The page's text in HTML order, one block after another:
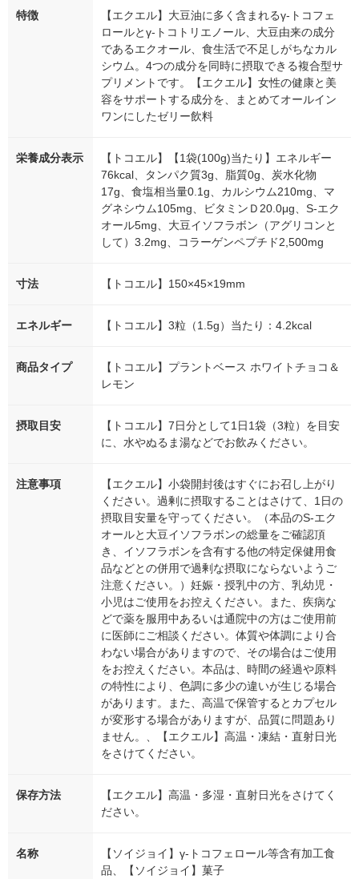
特徴
【エクエル】大豆油に多く含まれるγ-トコフェ
ロールとγ-トコトリエノール、大豆由来の成分
であるエクオール、食生活で不足しがちなカル
シウム。4つの成分を同時に摂取できる複合型サ
プリメントです。【エクエル】女性の健康と美
容をサポートする成分を、まとめてオールイン
ワンにしたゼリー飲料
栄養成分表示
【トコエル】【1袋(100g)当たり】エネルギー
76kcal、タンパク質3g、脂質0g、炭水化物
17g、食塩相当量0.1g、カルシウム210mg、マ
グネシウム105mg、ビタミンＤ20.0μg、S-エク
オール5mg、大豆イソフラボン（アグリコンと
して）3.2mg、コラーゲンペプチド2,500mg
寸法 【トコエル】150×45×19mm
エネルギー 【トコエル】3粒（1.5g）当たり：4.2kcal
商品タイプ
【トコエル】プラントベース ホワイトチョコ＆
レモン
摂取目安
【トコエル】7日分として1日1袋（3粒）を目安
に、水やぬるま湯などでお飲みください。
注意事項
【エクエル】小袋開封後はすぐにお召し上がり
ください。過剰に摂取することはさけて、1日の
摂取目安量を守ってください。（本品のS-エク
オールと大豆イソフラボンの総量をご確認頂
き、イソフラボンを含有する他の特定保健用食
品などとの併用で過剰な摂取にならないようご
注意ください。）妊娠・授乳中の方、乳幼児・
小児はご使用をお控えください。また、疾病な
どで薬を服用中あるいは通院中の方はご使用前
に医師にご相談ください。体質や体調により合
わない場合がありますので、その場合はご使用
をお控えください。本品は、時間の経過や原料
の特性により、色調に多少の違いが生じる場合
があります。また、高温で保管するとカプセル
が変形する場合がありますが、品質に問題あり
ません。、【エクエル】高温・凍結・直射日光
をさけてください。
保存方法
【エクエル】高温・多湿・直射日光をさけてく
ださい。
名称
【ソイジョイ】γ-トコフェロール等含有加工食
品、【ソイジョイ】菓子